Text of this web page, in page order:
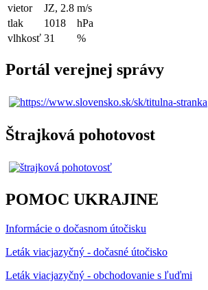
vietor
JZ, 2.8 m/s
tlak
1018
hPa
vlhkosť 31 %
Portál verejnej správy
Štrajková pohotovost
POMOC UKRAJINE
Informácie o dočasnom útočisku
Leták viacjazyčný - dočasné útočisko
Leták viacjazyčný - obchodovanie s ľuďmi